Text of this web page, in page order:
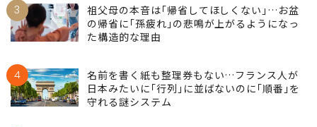
3
祖父母の本音は｢帰省してほしくない｣…お盆
の帰省に｢孫疲れ｣の悲鳴が上がるようになっ
た構造的な理由
4
名前を書く紙も整理券もない…フランス人が
日本みたいに｢行列｣に並ばないのに｢順番｣を
守れる謎システム